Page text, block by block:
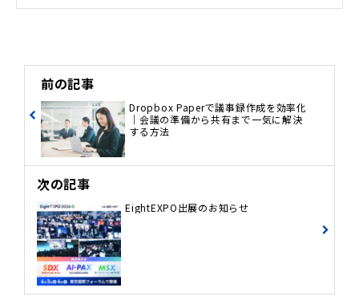
前の記事
Dropbox Paperで議事録作成を効率化
｜会議の準備から共有まで一気に解決
する方法
次の記事
EightEXPO出展のお知らせ